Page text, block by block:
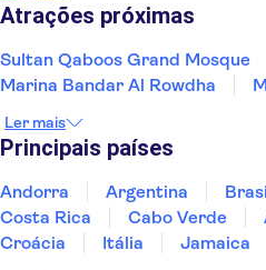
Atrações próximas
Sultan Qaboos Grand Mosque
Marina Bandar Al Rowdha
Ler mais
Principais países
Andorra Argentina
Costa Rica
Cabo Verde
Croácia
Itália Jamaica